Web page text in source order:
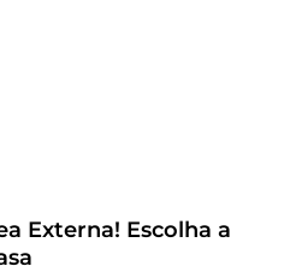
Externa! Escolha a